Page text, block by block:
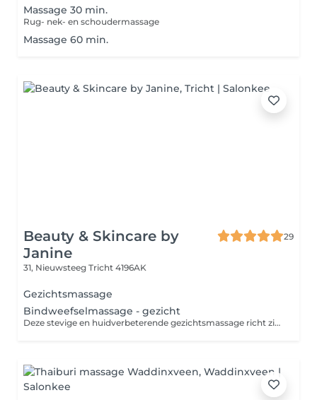
Massage 30 min.
Rug- nek- en schoudermassage
Massage 60 min.
Beauty & Skincare by
Janine
29
31, Nieuwsteeg Tricht 4196AK
Gezichtsmassage
Bindweefselmassage - gezicht
Deze stevige en huidverbeterende gezichtsmassage richt zich op de dieper gelegen huidlagen. De massage bevordert de doorbloeding en stimuleert de aanmaak van collageen en elastine waardoor je huid vernieuwt en verstevigt. Een bindweefselmassage voor het gezicht is effectief bij rimpeltjes en bepaalde huidproblemen. Voor een optimaal resultaat is het aan te raden om een kuur van meerdere behandelingen te nemen.